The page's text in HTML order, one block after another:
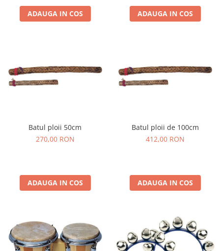
Dezvoltare cognitiva
Jocuri matematice
Dezvoltare proprioceptiva
Dezvoltare vestibulara
Module din burete
Motricitate fina
Saltele
Trasee de motricitate
Apa si nisip
Dezvoltarea limbajului
ADAUGA IN COS ADAUGA IN COS
Batul ploii 50cm
270,00 RON
ADAUGA IN COS
Batul ploii de 100cm
412,00 RON
ADAUGA IN COS